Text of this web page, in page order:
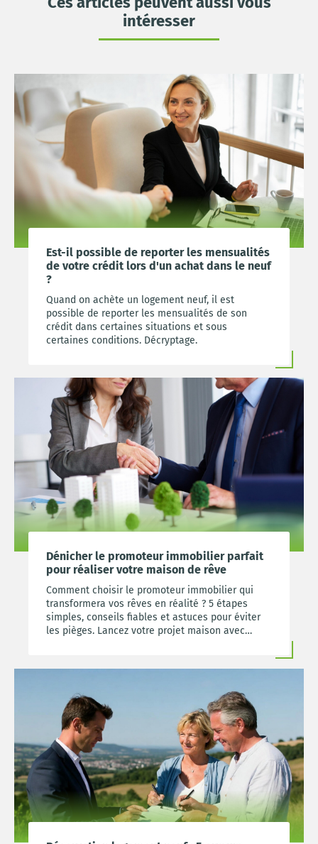
intéresser
Est-il possible de reporter les mensualités
de votre crédit lors d'un achat dans le neuf
?
Quand on achète un logement neuf, il est
possible de reporter les mensualités de son
crédit dans certaines situations et sous
certaines conditions. Décryptage.
Dénicher le promoteur immobilier parfait
pour réaliser votre maison de rêve
Comment choisir le promoteur immobilier qui
transformera vos rêves en réalité ? 5 étapes
simples, conseils fiables et astuces pour éviter
les pièges. Lancez votre projet maison avec